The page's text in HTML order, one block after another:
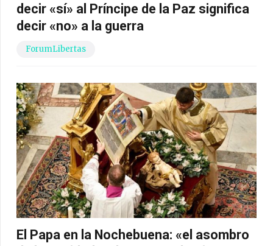
decir «sí» al Príncipe de la Paz significa
decir «no» a la guerra
ForumLibertas
El Papa en la Nochebuena: «el asombro